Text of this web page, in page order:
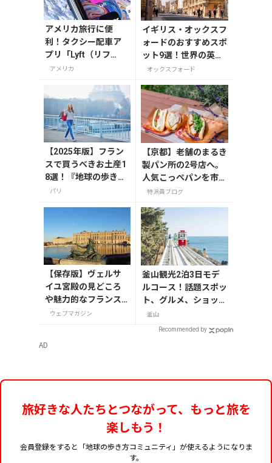
アメリカ旅行に便
利！タクシー配車ア
プリ「Lyft（リフ
ト）」の登録・利用
アメリカ
イギリス・オックスフ
ォードのおすすめスポ
ット9選！世界の英知
が集う学問の町を巡る
オックスフォード
【2025年版】フラン
スで買うべきお土産1
8選！『地球の歩き
方』編集者おすすめ
パリ
【京都】老舗のまるき
製パン所の2号店へ。
人気こっぺパンを市役
所で味わう
特派員ブログ
【保存版】ヴェルサ
イユ宮殿の見どころ
や魅力的なフランス
の宮殿/庭園にせまる
ウェブマガジン
釜山観光2泊3日モデ
ルコース！話題スポッ
ト、グルメ、ショッピ
ングを満喫
釜山
Recommended by
AD
旅好きな人たちとつながって、もっと旅を
楽しもう！
会員登録をすると「地球の歩き方コミュニティ」が使えるようになりま
す。